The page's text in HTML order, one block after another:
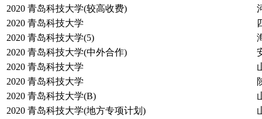
2020 青岛科技大学(较高收费)
2020 青岛科技大学
2020 青岛科技大学(5)
2020 青岛科技大学(中外合作)
2020 青岛科技大学
2020 青岛科技大学
2020 青岛科技大学(B)
2020 青岛科技大学(地方专项计划)